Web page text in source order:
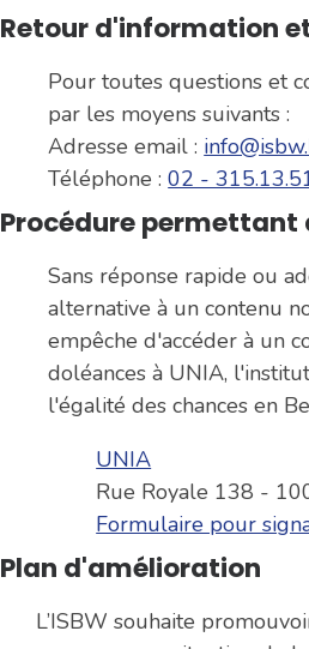
Retour d'information
Pour toutes questions et
par les moyens suivants :
Adresse email :
Téléphone :02 -
Procédure permettant
Sans réponse rapide ou
alternative à un contenu
empêche d'accéder à un
doléances à UNIA,
l'égalité des chances en
UNIA
Rue Royale 138 -
Formulaire pour
Plan d'amélioration
L’ISBW souhaite